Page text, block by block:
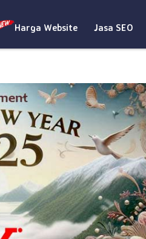
Harga Website Jasa SEO